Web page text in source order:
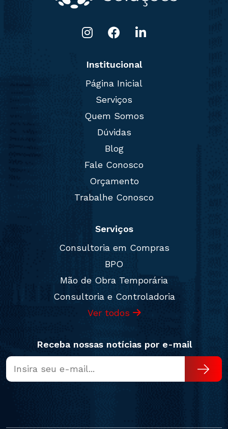
Institucional
Página Inicial
Serviços
Quem Somos
Dúvidas
Blog
Fale Conosco
Orçamento
Trabalhe Conosco
Serviços
Consultoria em Compras
BPO
Mão de Obra Temporária
Consultoria e Controladoria
Ver todos
Receba nossas notícias por e-mail